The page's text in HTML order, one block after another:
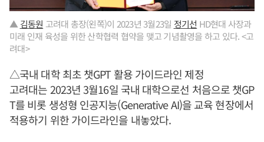
▲ 김동원 고려대 총장(왼쪽)이 2023년 3월23일 정기선 HD현대 사장과
미래 인재 육성을 위한 산학협력 협약을 맺고 기념촬영을 하고 있다. <고
려대>
△국내 대학 최초 챗GPT 활용 가이드라인 제정
고려대는 2023년 3월16일 국내 대학으로선 처음으로 챗GP
T를 비롯 생성형 인공지능(Generative AI)을 교육 현장에서
적용하기 위한 가이드라인을 내놓았다.